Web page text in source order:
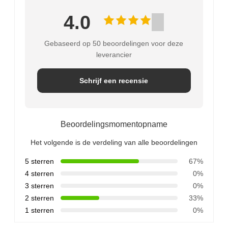
4.0
Gebaseerd op 50 beoordelingen voor deze
leverancier
Schrijf een recensie
Beoordelingsmomentopname
Het volgende is de verdeling van alle beoordelingen
5 sterren
67%
4 sterren
0%
3 sterren
0%
2 sterren
33%
1 sterren
0%